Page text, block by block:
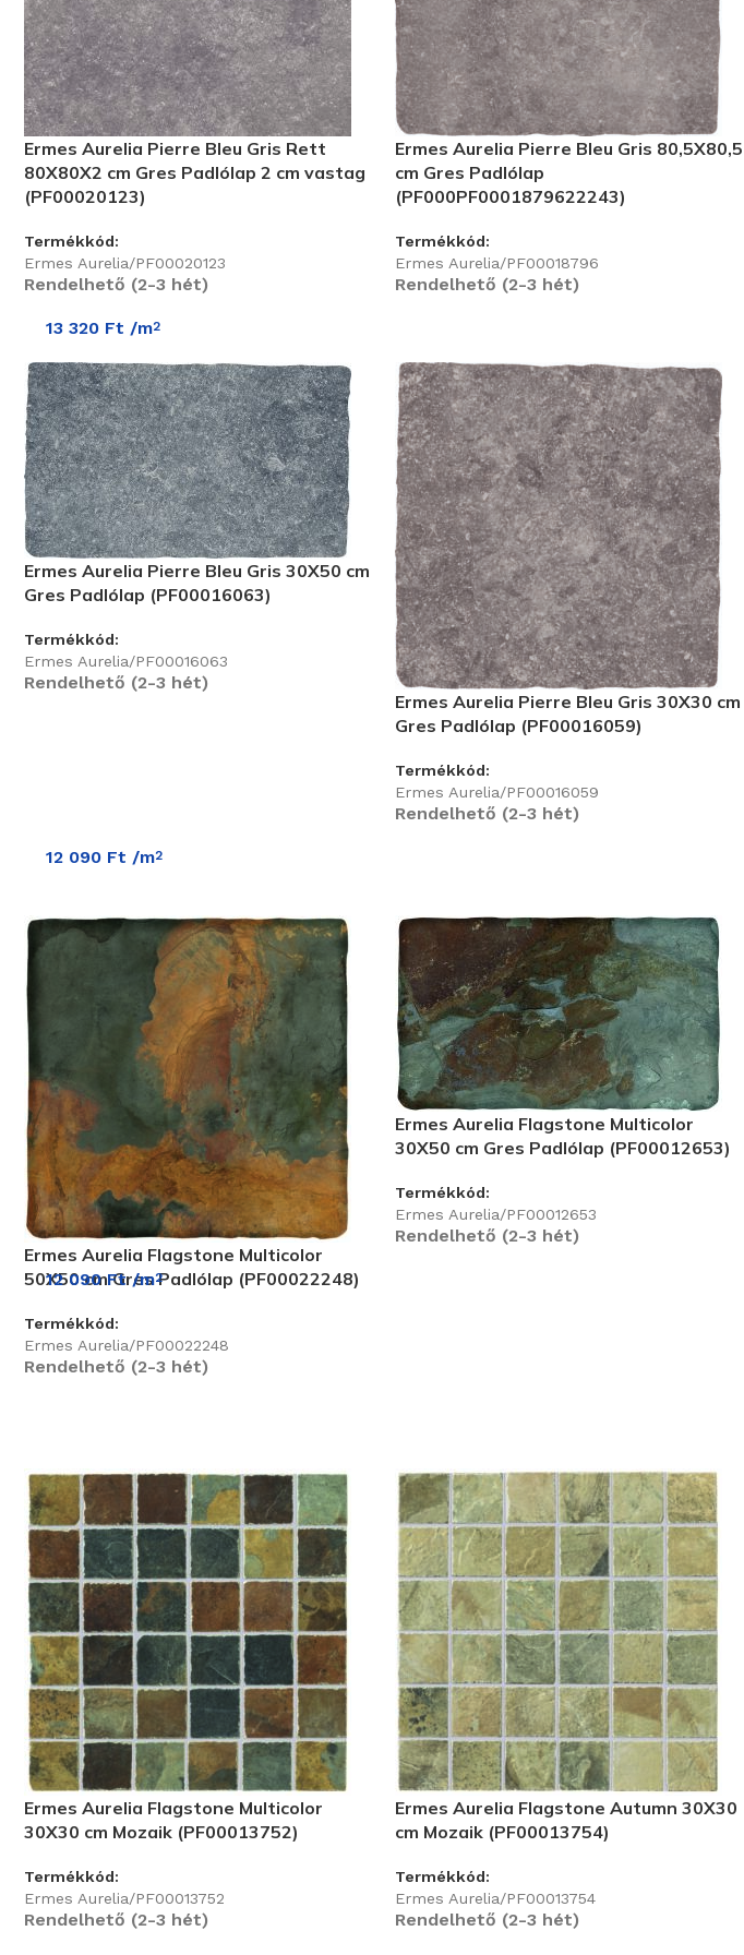
Ermes Aurelia Pierre Bleu Gris Rett
80X80X2 cm Gres Padlólap 2 cm vastag
(PF00020123)
Termékkód:
Ermes Aurelia/PF00020123
Rendelhető (2-3 hét)
Ermes Aurelia Pierre Bleu Gris 80,5X80,5
cm Gres Padlólap
(PF000PF0001879622243)
Termékkód:
Ermes Aurelia/PF00018796
Rendelhető (2-3 hét)
13 320 Ft /m2
Ermes Aurelia Pierre Bleu Gris 30X50 cm
Gres Padlólap (PF00016063)
Termékkód:
Ermes Aurelia/PF00016063
Rendelhető (2-3 hét)
Ermes Aurelia Pierre Bleu Gris 30X30 cm
Gres Padlólap (PF00016059)
Termékkód:
Ermes Aurelia/PF00016059
Rendelhető (2-3 hét)
12 090 Ft /m2
Ermes Aurelia Flagstone Multicolor
50X50 cm Gres Padlólap (PF00022248)
Termékkód:
Ermes Aurelia/PF00022248
Rendelhető (2-3 hét)
Ermes Aurelia Flagstone Multicolor
30X50 cm Gres Padlólap (PF00012653)
Termékkód:
Ermes Aurelia/PF00012653
Rendelhető (2-3 hét)
12 090Ft /m2
Ermes Aurelia Flagstone Multicolor
30X30 cm Mozaik (PF00013752)
Termékkód:
Ermes Aurelia/PF00013752
Rendelhető (2-3 hét)
Ermes Aurelia Flagstone Autumn 30X30
cm Mozaik (PF00013754)
Termékkód:
Ermes Aurelia/PF00013754
Rendelhető (2-3 hét)